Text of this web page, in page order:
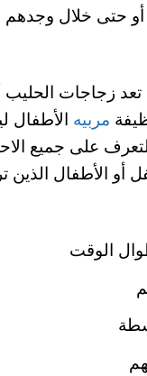
أو حتى خلال
تعد زجاجات الحليب
مربيه الأطفال
على جميع
أو الأطفال الذين
الوقت